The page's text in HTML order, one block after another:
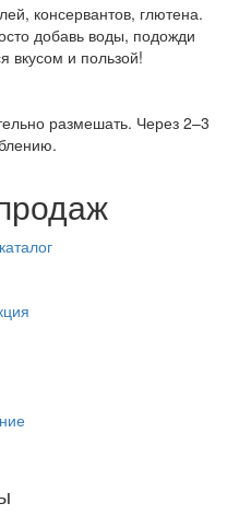
консервантов, глютена.
добавь воды, подожди
вкусом и пользой!
размешать. Через 2–3